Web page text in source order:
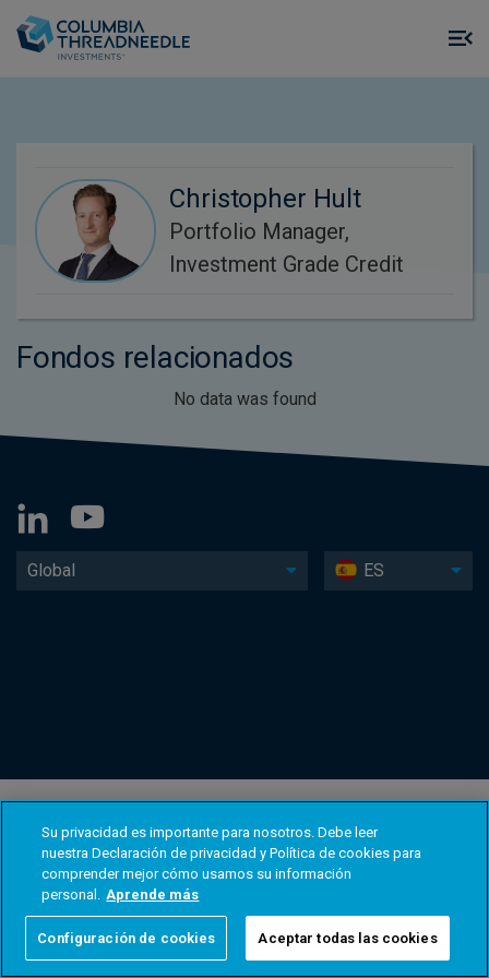
Christopher Hult
Portfolio Manager,
Investment Grade Credit
Fondos relacionados
No data was found
Global ES
Su privacidad es importante para nosotros. Debe leer
nuestra Declaración de privacidad y Política de cookies para
comprender mejor cómo usamos su información
personal. Aprende más
Configuración de cookies Aceptar todas las cookies